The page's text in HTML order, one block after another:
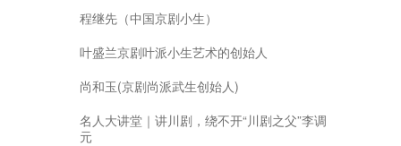
程继先（中国京剧小生）
叶盛兰京剧叶派小生艺术的创始人
尚和玉(京剧尚派武生创始人)
名人大讲堂｜讲川剧，绕不开“川剧之父”李调
元